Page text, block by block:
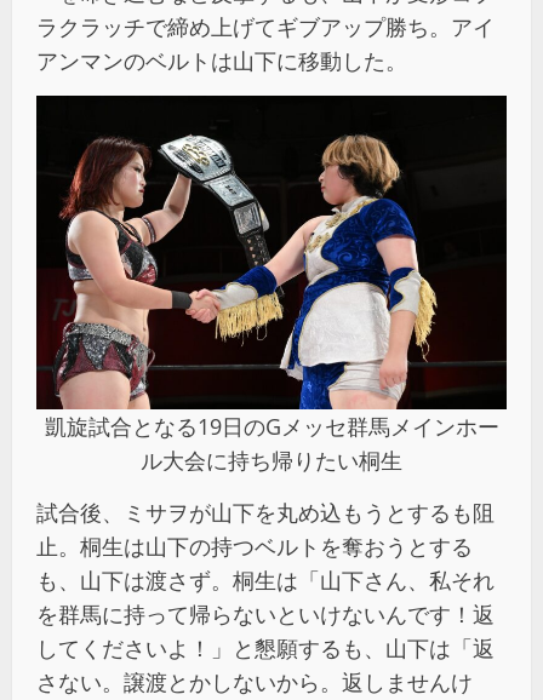
ラクラッチで締め上げてギブアップ勝ち。アイ
アンマンのベルトは山下に移動した。
凱旋試合となる19日のGメッセ群馬メインホー
ル大会に持ち帰りたい桐生
試合後、ミサヲが山下を丸め込もうとするも阻
止。桐生は山下の持つベルトを奪おうとする
も、山下は渡さず。桐生は「山下さん、私それ
を群馬に持って帰らないといけないんです！返
してくださいよ！」と懇願するも、山下は「返
さない。譲渡とかしないから。返しませんけ